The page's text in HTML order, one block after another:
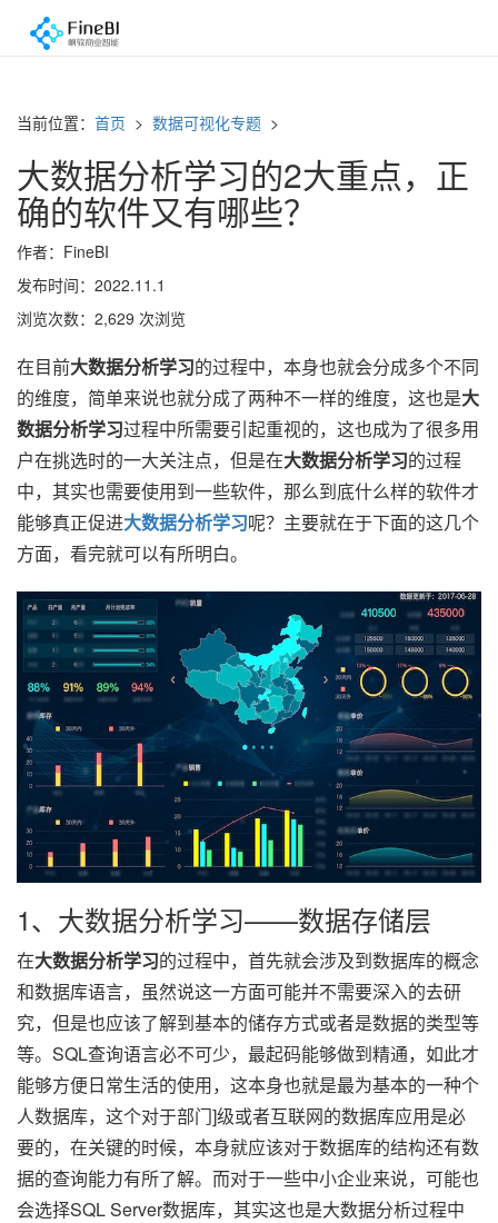
当前位置： 首页 > 数据可视化专题 >
大数据分析学习的2大重点，正
确的软件又有哪些？
作者：FineBI
发布时间：2022.11.1
浏览次数：2,629 次浏览
在目前大数据分析学习的过程中，本身也就会分成多个不同
的维度，简单来说也就分成了两种不一样的维度，这也是大
数据分析学习过程中所需要引起重视的，这也成为了很多用
户在挑选时的一大关注点，但是在大数据分析学习的过程
中，其实也需要使用到一些软件，那么到底什么样的软件才
能够真正促进大数据分析学习呢？主要就在于下面的这几个
方面，看完就可以有所明白。
1、大数据分析学习——数据存储层
在大数据分析学习的过程中，首先就会涉及到数据库的概念
和数据库语言，虽然说这一方面可能并不需要深入的去研
究，但是也应该了解到基本的储存方式或者是数据的类型等
等。SQL查询语言必不可少，最起码能够做到精通，如此才
能够方便日常生活的使用，这本身也就是最为基本的一种个
人数据库，这个对于部门]级或者互联网的数据库应用是必
要的，在关键的时候，本身就应该对于数据库的结构还有数
据的查询能力有所了解。而对于一些中小企业来说，可能也
会选择SQL Server数据库，其实这也是大数据分析过程中